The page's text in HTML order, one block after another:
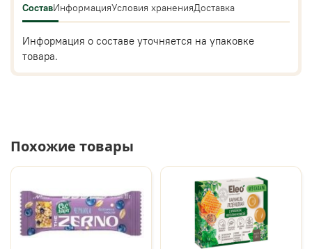
СоставИнформацияУсловия храненияДоставка
Информация о составе уточняется на упаковке
товара.
Похожие товары